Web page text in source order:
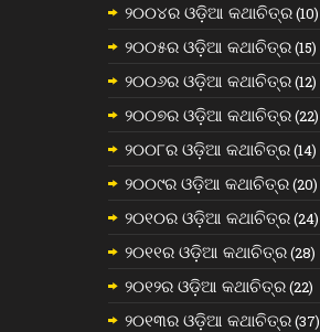
୨୦୦୪ର ଓଡ଼ିଆ କଥାଚିତ୍ର(10)
୨୦୦୫ର ଓଡ଼ିଆ କଥାଚିତ୍ର(15)
୨୦୦୬ର ଓଡ଼ିଆ କଥାଚିତ୍ର(12)
୨୦୦୭ର ଓଡ଼ିଆ କଥାଚିତ୍ର(22)
୨୦୦୮ର ଓଡ଼ିଆ କଥାଚିତ୍ର(14)
୨୦୦୯ର ଓଡ଼ିଆ କଥାଚିତ୍ର(20)
୨୦୧୦ର ଓଡ଼ିଆ କଥାଚିତ୍ର(24)
୨୦୧୧ର ଓଡ଼ିଆ କଥାଚିତ୍ର(28)
୨୦୧୨ର ଓଡ଼ିଆ କଥାଚିତ୍ର(22)
୨୦୧୩ର ଓଡ଼ିଆ କଥାଚିତ୍ର(37)